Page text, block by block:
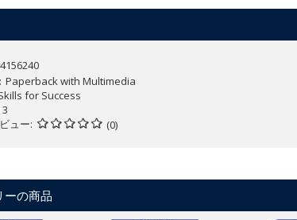
Paperback with Multimedia
for Success
ュー
(0)
ーの商品